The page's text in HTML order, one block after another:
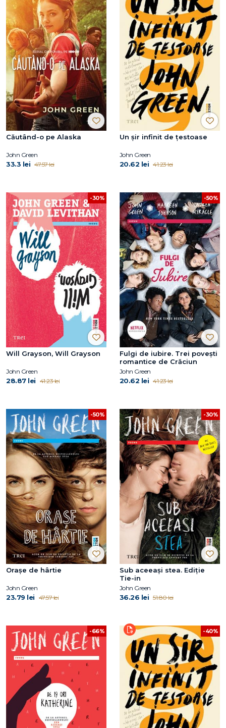
Căutând-o pe Alaska
John Green
33.3 lei 47.57 lei
Un șir infinit de țestoase
John Green
20.62 lei 41.23 lei
-30%
Will Grayson, Will Grayson
John Green
28.87 lei 41.23 lei
-50%
Fulgi de iubire. Trei poveşti
romantice de Crăciun
John Green
20.62 lei 41.23 lei
-50%
Oraşe de hârtie
John Green
23.79 lei 47.57 lei
-30%
Sub aceeaşi stea. Ediție
Tie-in
John Green
36.26 lei 51.80 lei
-66% -40%